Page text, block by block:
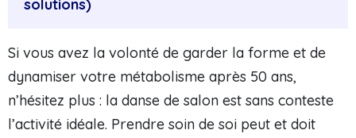
solutions)
Si vous avez la volonté de garder la forme et de
dynamiser votre métabolisme après 50 ans,
n’hésitez plus : la danse de salon est sans conteste
l’activité idéale. Prendre soin de soi peut et doit